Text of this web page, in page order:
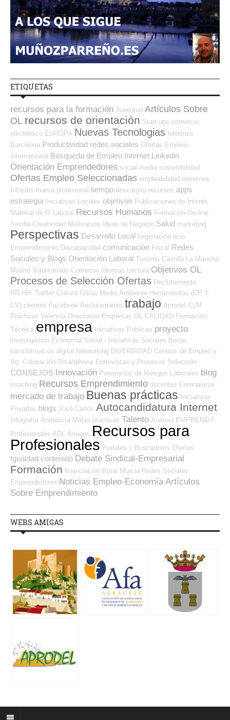
ETIQUETAS
recursos para la formación Juventud Artículos Sobre
OL recursos de orientación Start-ups comercio
electrónico EUROPA Nuevas Tecnologias Informes
Barcelona Productividad redes sociales Ofertas Empleo
Internacional Búsqueda de Empleo Internet Linkedin
Orientación Emprendedores social media sostenibilidad
Ofertas Empleo Seleccionadas empleabilidad opiniones
Infojobs marca profesional tiempo descargas recursos apps
estrategia
Iniciativas Locales objetivos Publicaciones de Interés
Material de O.Laboral Recursos Humanos Formación On-line
Sevilla Creatividad Motivación Ideas de Negocio Salud marketing
Perspectivas Desarrollo Local Legislación ocio
Emprendimiento Discapacidad comunicación Fiscal Redes
Sociales y Blogs Orientación Laboral Turismo Castilla La Mancha
Madrid Voluntariado Comercio Idiomas Lectura Objetivos OL
Procesos de Selección Ofertas Reclutamiento
RR.HH.
Twitter Cultura Guías Medio Ambiente Herramientas (CP Y
CV) clientes Facebook Reclutamiento trabajo Aprodel CLM
Prácticas Valencia Directorios Empresas OL CALIDAD Formación
Técnica empresa Iniciativas Públicas proyecto
investigación Economía Social - Iniciativas Sociales Becas
transformación digital
Networking DIVERSIDAD Centros de Empleo y
Ag. Colocación Smartphone Entrevistas y Procesos Selección
CONSEJOS Innovación Prevención de Riesgos Laborales blog
coaching Recursos Emprendimiento docentes Coronavirus
mercado de trabajo Buenas prácticas
Iniciativas
Privadas blogs José Carlos Autocandidatura Internet
Infografía Andalucía Malas prácticas Talento Android EMPREND F
Profesionales ADL
Amigos Recursos para
Profesionales Portales y Buscadores Ofertas
Igualdad contenido Debate Sindical-Empresarial
Formación financiación Rural Murcia Redes Sociales
Emprendedores Noticias Empleo-Economía Artículos
Sobre Emprendimiento
WEBS AMIGAS